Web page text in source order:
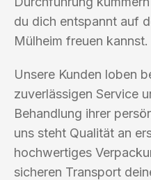
du dich entspannt auf
Mülheim freuen kannst.
Unsere Kunden loben
zuverlässigen Service
Behandlung ihrer
uns steht Qualität an
hochwertiges
sicheren Transport